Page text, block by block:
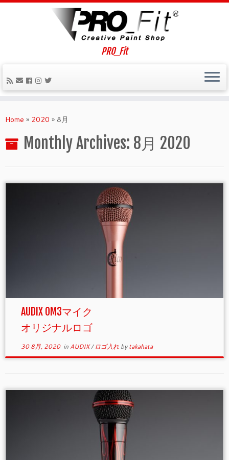
PRO_Fit
Home » 2020 » 8月
Monthly Archives: 8月 2020
AUDIX OM3マイク
オリジナルロゴ
30 8月, 2020in AUDIX/ロゴ入れ bytakahata